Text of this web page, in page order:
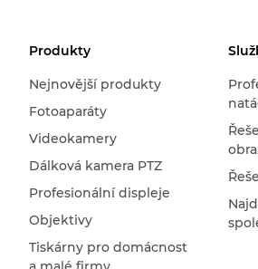
Produkty
Nejnovější produkty
Fotoaparáty
Videokamery
Dálková kamera PTZ
Profesionální displeje
Objektivy
Tiskárny pro domácnost